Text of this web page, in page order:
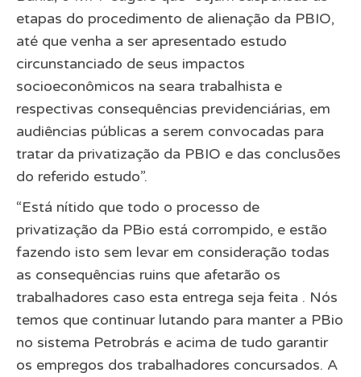
etapas do procedimento de alienação da PBIO,
até que venha a ser apresentado estudo
circunstanciado de seus impactos
socioeconômicos na seara trabalhista e
respectivas consequências previdenciárias, em
audiências públicas a serem convocadas para
tratar da privatização da PBIO e das conclusões
do referido estudo”.
“Está nítido que todo o processo de
privatização da PBio está corrompido, e estão
fazendo isto sem levar em consideração todas
as consequências ruins que afetarão os
trabalhadores caso esta entrega seja feita . Nós
temos que continuar lutando para manter a PBio
no sistema Petrobrás e acima de tudo garantir
os empregos dos trabalhadores concursados. A